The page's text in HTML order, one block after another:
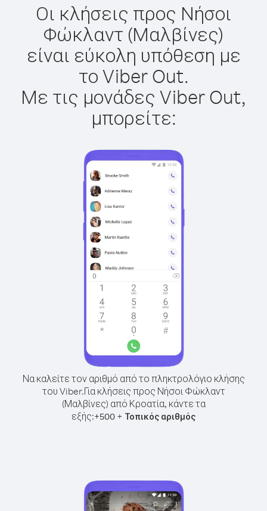
Οι κλήσεις προς Νήσοι
Φώκλαντ (Μαλβίνες)
είναι εύκολη υπόθεση με
το Viber Out.
Με τις μονάδες Viber Out,
μπορείτε:
Να καλείτε τον αριθμό από το πληκτρολόγιο κλήσης
του Viber.Για κλήσεις προς Νήσοι Φώκλαντ
(Μαλβίνες) από Κροατία, κάντε τα
εξής:+500 + Τοπικός αριθμός